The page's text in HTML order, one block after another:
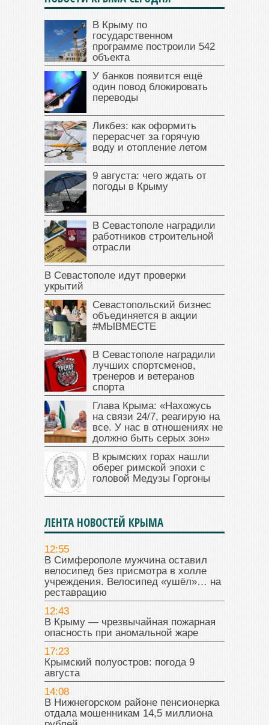
В Крыму по
государственном
программе построили 542
объекта
У банков появится ещё
один повод блокировать
переводы
Ликбез: как оформить
перерасчет за горячую
воду и отопление летом
9 августа: чего ждать от
погоды в Крыму
В Севастополе наградили
работников строительной
отрасли
В Севастополе идут проверки
укрытий
Севастопольский бизнес
объединяется в акции
#МЫВМЕСТЕ
В Севастополе наградили
лучших спортсменов,
тренеров и ветеранов
спорта
Глава Крыма: «Нахожусь
на связи 24/7, реагирую на
все. У нас в отношениях не
должно быть серых зон»
В крымских горах нашли
оберег римской эпохи с
головой Медузы Горгоны
ЛЕНТА НОВОСТЕЙ КРЫМА
12:55
В Симферополе мужчина оставил
велосипед без присмотра в холле
учреждения. Велосипед «ушёл»… на
реставрацию
12:43
В Крыму — чрезвычайная пожарная
опасность при аномальной жаре
17:23
Крымский полуостров: погода 9
августа
14:08
В Нижнегорском районе пенсионерка
отдала мошенникам 14,5 миллиона